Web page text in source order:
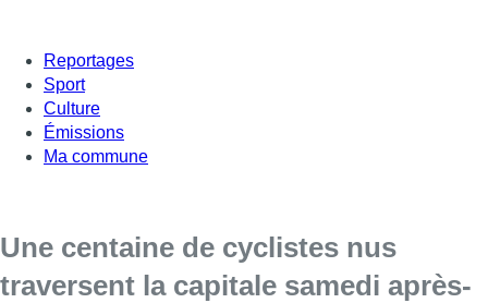
Reportages
Sport
Culture
Émissions
Ma commune
Une centaine de cyclistes nus
traversent la capitale samedi après-